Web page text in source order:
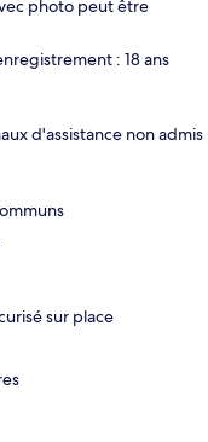
photo peut être
: 18 ans
d'assistance non admis
sur place